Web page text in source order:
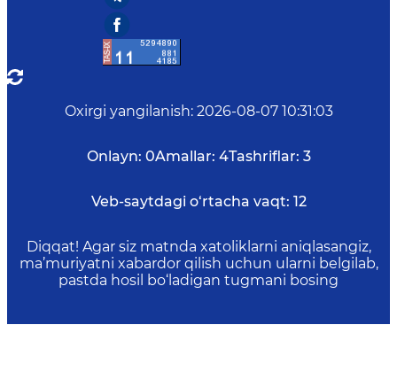
Oxirgi yangilanish: 2026-08-07 10:31:03
Onlayn: 0Amallar: 4Tashriflar: 3
Veb-saytdagi o‘rtacha vaqt: 12
Diqqat! Agar siz matnda xatoliklarni aniqlasangiz,
ma’muriyatni xabardor qilish uchun ularni belgilab,
pastda hosil bo‘ladigan tugmani bosing